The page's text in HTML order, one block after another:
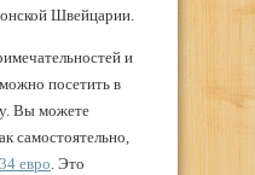
Швейцарии.
и
посетить в
Вы можете
самостоятельно,
евро. Это